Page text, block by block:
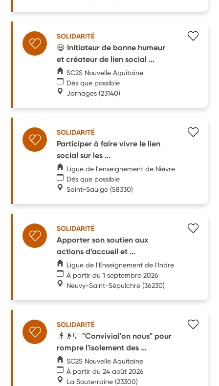
SOLIDARITÉ
😃 Initiateur de bonne humeur
et créateur de lien social ...
SC2S Nouvelle Aquitaine
Dès que possible
Jarnages (23140)
SOLIDARITÉ
Participer à faire vivre le lien
social sur les ...
Ligue de l'enseignement de Nièvre
Dès que possible
Saint-Saulge (58330)
SOLIDARITÉ
Apporter son soutien aux
actions d’accueil et ...
Ligue de l'Enseignement de l'Indre
À partir du 1 septembre 2026
Neuvy-Saint-Sépulchre (36230)
SOLIDARITÉ
👵👴💬 "Convivial'on nous" pour
rompre l'isolement des ...
SC2S Nouvelle Aquitaine
À partir du 24 août 2026
La Souterraine (23300)